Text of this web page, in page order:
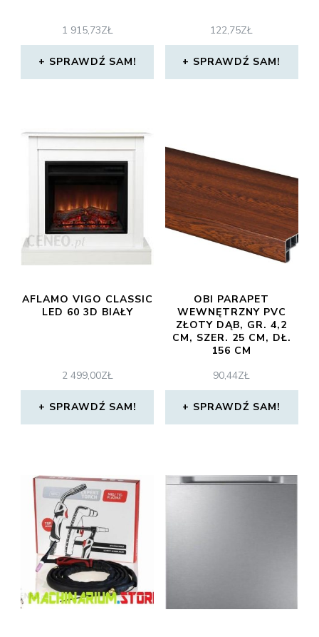
1 915,73ZŁ
SPRAWDŹ SAM!
122,75ZŁ
SPRAWDŹ SAM!
AFLAMO VIGO CLASSIC
LED 60 3D BIAŁY
2 499,00ZŁ
SPRAWDŹ SAM!
OBI PARAPET
WEWNĘTRZNY PVC
ZŁOTY DĄB, GR. 4,2
CM, SZER. 25 CM, DŁ.
156 CM
90,44ZŁ
SPRAWDŹ SAM!